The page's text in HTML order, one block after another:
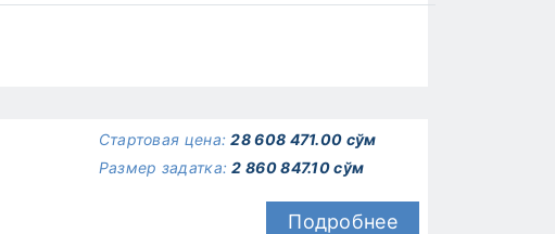
Стартовая цена:28 608 471.00 сўм
Размер задатка:2 860 847.10 сўм
Подробнее